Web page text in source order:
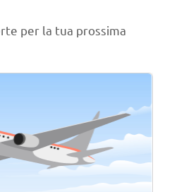
per la tua prossima